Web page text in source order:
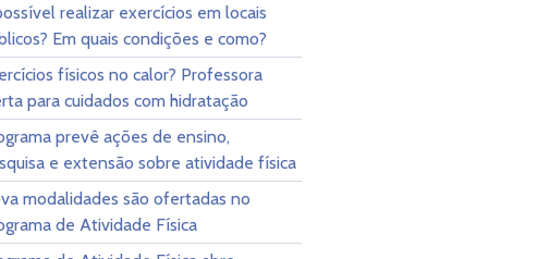
realizar exercícios em locais
Em quais condições e como?
físicos no calor? Professora
para cuidados com hidratação
prevê ações de ensino,
e extensão sobre atividade física
modalidades são ofertadas no
de Atividade Física